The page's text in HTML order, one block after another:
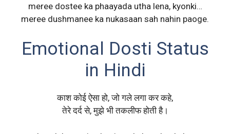
meree dostee ka phaayada utha lena, kyonki…
meree dushmanee ka nukasaan sah nahin paoge.
Emotional Dosti Status
in Hindi
काश कोई ऐसा हो, जो गले लगा कर कहे,
तेरे दर्द से, मुझे भी तकलीफ होती है।